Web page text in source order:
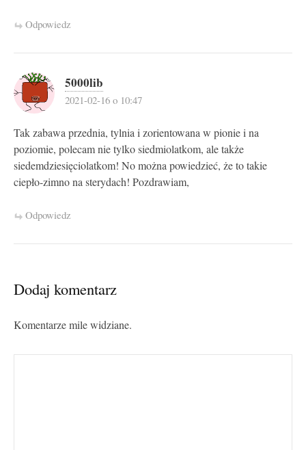
Odpowiedz
5000lib
2021-02-16 o 10:47
Tak zabawa przednia, tylnia i zorientowana w pionie i na
poziomie, polecam nie tylko siedmiolatkom, ale także
siedemdziesięciolatkom! No można powiedzieć, że to takie
ciepło-zimno na sterydach! Pozdrawiam,
Odpowiedz
Dodaj komentarz
Komentarze mile widziane.